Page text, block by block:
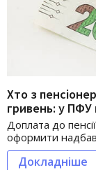
Хто з
гривень: у ПФУ
Доплата до
оформити
Докладніше